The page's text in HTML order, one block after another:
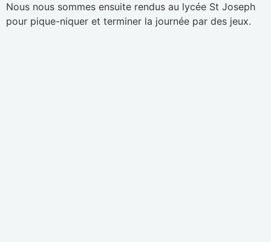
Nous nous sommes ensuite rendus au lycée St Joseph
pour pique-niquer et terminer la journée par des jeux.